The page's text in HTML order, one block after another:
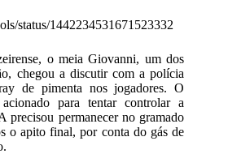
status/1442234531671523332
o meia Giovanni, um dos
chegou a discutir com a polícia
de pimenta nos jogadores.O
para tentar controlar a
precisou permanecer no gramado
o apito final, por conta do gás de